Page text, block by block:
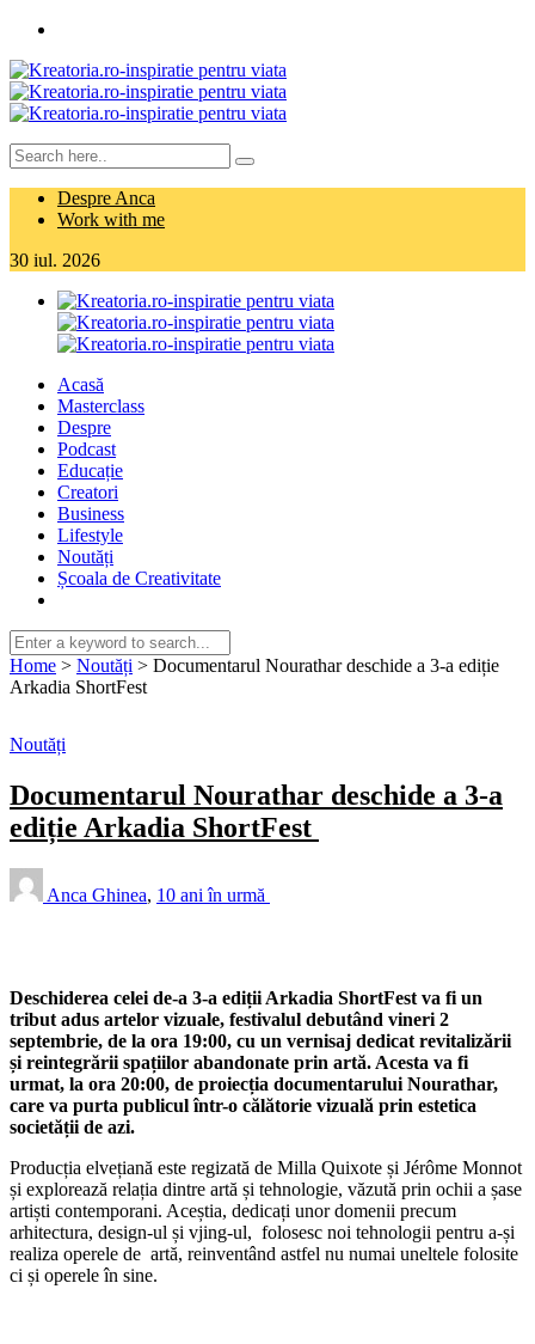
Despre Anca
Work with me
30 iul. 2026
Acasă
Masterclass
Despre
Podcast
Educație
Creatori
Business
Lifestyle
Noutăți
Școala de Creativitate
Home > Noutăți > Documentarul Nourathar deschide a 3-a ediție
Arkadia ShortFest
Noutăți
Documentarul Nourathar deschide a 3-a
ediție Arkadia ShortFest
Anca Ghinea, 10 ani în urmă
Deschiderea celei de-a 3-a ediții Arkadia ShortFest va fi un
tribut adus artelor vizuale, festivalul debutând vineri 2
septembrie, de la ora 19:00, cu un vernisaj dedicat revitalizării
și reintegrării spațiilor abandonate prin artă. Acesta va fi
urmat, la ora 20:00, de proiecția documentarului Nourathar,
care va purta publicul într-o călătorie vizuală prin estetica
societății de azi.
Producția elvețiană este regizată de Milla Quixote și Jérôme Monnot
și explorează relația dintre artă și tehnologie, văzută prin ochii a șase
artiști contemporani. Aceștia, dedicați unor domenii precum
arhitectura, design-ul și vjing-ul, folosesc noi tehnologii pentru a-și
realiza operele de artă, reinventând astfel nu numai uneltele folosite
ci și operele în sine.